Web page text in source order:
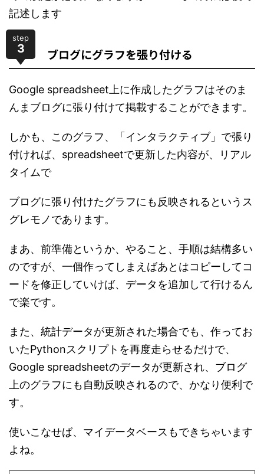
記述します
step
3 ブログにグラフを張り付ける
Google spreadsheet上に作成したグラフはそのま
んまブログに張り付けて掲載することができます。
しかも、このグラフ、「インタラクティブ」で張り
付ければ、spreadsheetで更新した内容が、リアル
タイムで
ブログに張り付けたグラフにも反映されるというス
グレモノであります。
まあ、前準備というか、やること、手順は結構多い
のですが、一個作ってしまえばあとはコピーしてコ
ードを修正していけば、データを追加して行けるん
で楽です。
また、統計データが更新された場合でも、作ってお
いたPythonスクリプトを再度走らせるだけで、
Google spreadsheetのデータが更新され、ブログ
上のグラフにも自動反映されるので、かなり便利で
す。
使いこなせば、マイデータベースもできちゃいます
よね。